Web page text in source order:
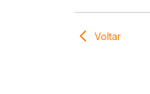
Voltar